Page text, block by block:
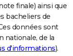
finale) ainsi que
bacheliers de
données sont
nationale, de la
d'informations).